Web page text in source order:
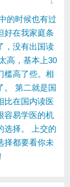
的时候也有过
好在我家庭条
，没有出国读
高，基本上30
槛高了些。相
。 第二就是国
比在国内读医
容易学医的机
选择。 上交的
择都要看你未